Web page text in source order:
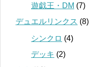
遊戯王・DM (7)
デュエルリンクス (8)
シンクロ (4)
デッキ (2)